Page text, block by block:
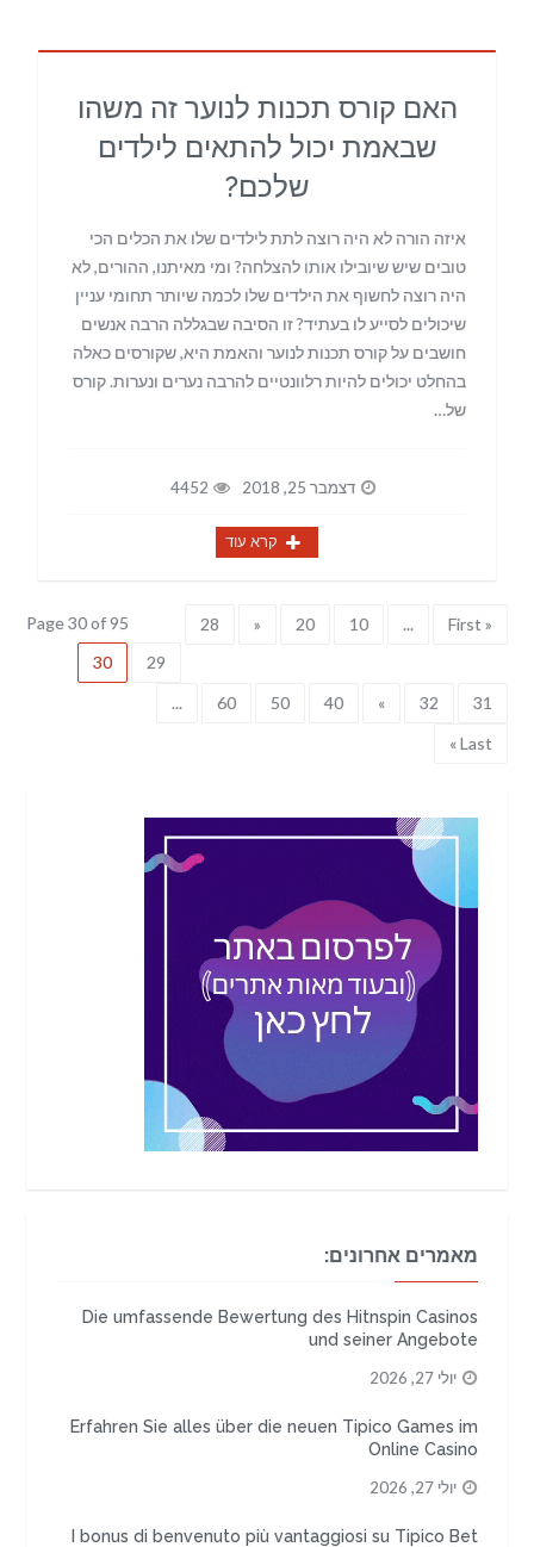
האם קורס תכנות לנוער זה משהו
שבאמת יכול להתאים לילדים
שלכם?
איזה הורה לא היה רוצה לתת לילדים שלו את הכלים הכי
טובים שיש שיובילו אותו להצלחה? ומי מאיתנו, ההורים, לא
היה רוצה לחשוף את הילדים שלו לכמה שיותר תחומי עניין
שיכולים לסייע לו בעתיד? זו הסיבה שבגללה הרבה אנשים
חושבים על קורס תכנות לנוער והאמת היא, שקורסים כאלה
בהחלט יכולים להיות רלוונטיים להרבה נערים ונערות. קורס
של…
דצמבר 25, 2018
קרא עוד
Page 30 of 95 « First
...
10
20
«
28
29
30
31
32
»
40
50
60
...
Last »
מאמרים אחרונים:
Die umfassende Bewertung des Hitnspin Casinos
und seiner Angebote
יולי 27, 2026
Erfahren Sie alles über die neuen Tipico Games im
Online Casino
יולי 27, 2026
I bonus di benvenuto più vantaggiosi su Tipico Bet